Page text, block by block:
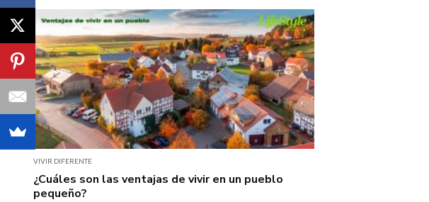
VIVIR DIFERENTE
¿Cuáles son las ventajas de vivir en un pueblo
pequeño?